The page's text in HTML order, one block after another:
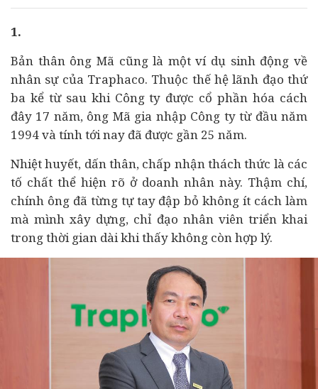
1.
Bản thân ông Mã cũng là một ví dụ sinh động về
nhân sự của Traphaco. Thuộc thế hệ lãnh đạo thứ
ba kể từ sau khi Công ty được cổ phần hóa cách
đây 17 năm, ông Mã gia nhập Công ty từ đầu năm
1994 và tính tới nay đã được gần 25 năm.
Nhiệt huyết, dấn thân, chấp nhận thách thức là các
tố chất thể hiện rõ ở doanh nhân này. Thậm chí,
chính ông đã từng tự tay đập bỏ không ít cách làm
mà mình xây dựng, chỉ đạo nhân viên triển khai
trong thời gian dài khi thấy không còn hợp lý.